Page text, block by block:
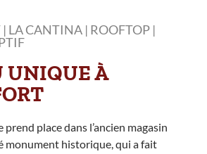
LA CANTINA | ROOFTOP |
UNIQUE À
prend place dans l’ancien magasin
monument historique, qui a fait